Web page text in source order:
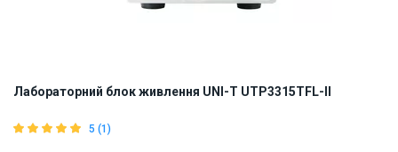
Лабораторний блок живлення UNI-T UTP3315TFL-II
5 (1)